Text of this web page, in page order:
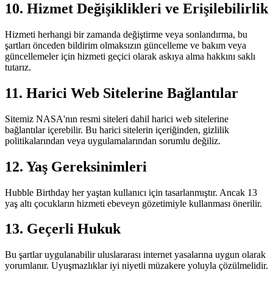
10. Hizmet Değişiklikleri ve Erişilebilirlik
Hizmeti herhangi bir zamanda değiştirme veya sonlandırma, bu
şartları önceden bildirim olmaksızın güncelleme ve bakım veya
güncellemeler için hizmeti geçici olarak askıya alma hakkını saklı
tutarız.
11. Harici Web Sitelerine Bağlantılar
Sitemiz NASA'nın resmi siteleri dahil harici web sitelerine
bağlantılar içerebilir. Bu harici sitelerin içeriğinden, gizlilik
politikalarından veya uygulamalarından sorumlu değiliz.
12. Yaş Gereksinimleri
Hubble Birthday her yaştan kullanıcı için tasarlanmıştır. Ancak 13
yaş altı çocukların hizmeti ebeveyn gözetimiyle kullanması önerilir.
13. Geçerli Hukuk
Bu şartlar uygulanabilir uluslararası internet yasalarına uygun olarak
yorumlanır. Uyuşmazlıklar iyi niyetli müzakere yoluyla çözülmelidir.